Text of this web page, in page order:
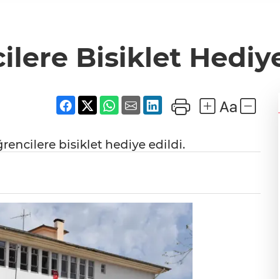
Bisiklet
bisiklet hediye edildi.